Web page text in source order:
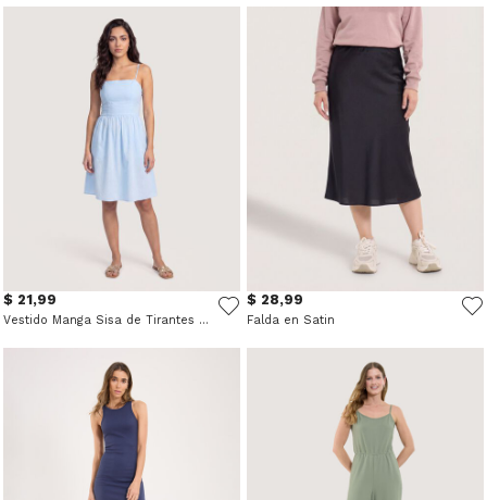
$ 21,99
Vestido Manga Sisa de Tirantes Finos
$ 28,99
Falda en Satin